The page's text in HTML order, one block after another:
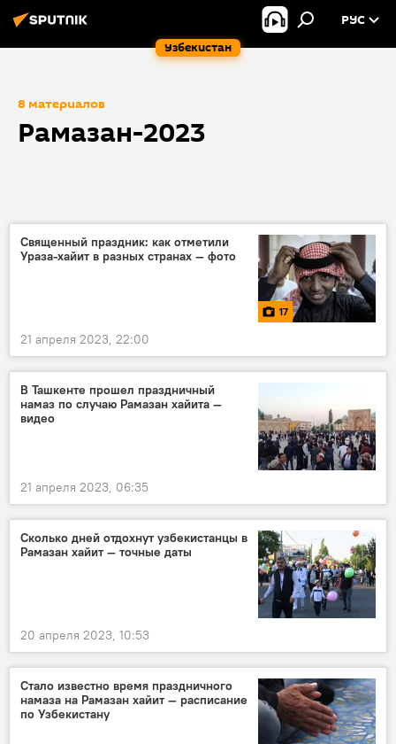
Узбекистан
РУС
8 материалов
Рамазан-2023
Священный праздник: как отметили
Ураза-хайит в разных странах — фото
17
21 апреля 2023, 22:00
В Ташкенте прошел праздничный
намаз по случаю Рамазан хайита —
видео
21 апреля 2023, 06:35
Сколько дней отдохнут узбекистанцы в
Рамазан хайит — точные даты
20 апреля 2023, 10:53
Стало известно время праздничного
намаза на Рамазан хайит — расписание
по Узбекистану